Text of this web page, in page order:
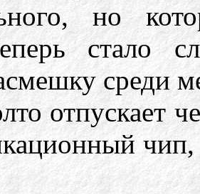
но
стало
среди
отпускает
чип,